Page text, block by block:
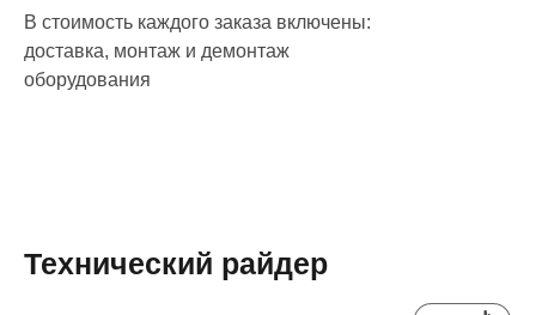
В стоимость каждого заказа включены:
доставка, монтаж и демонтаж
оборудования
Технический райдер